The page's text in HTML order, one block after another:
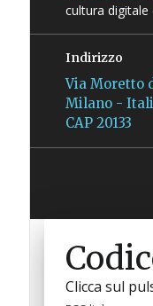
cultura digitale
Indirizzo
Via Moretto
Milano -
CAP 20133
Clicca sul